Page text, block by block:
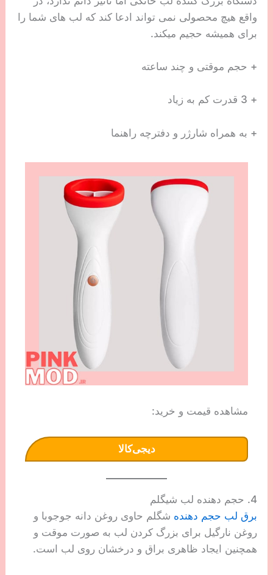
واقع هیچ محصولی نمی تواند ادعا کند که لب های شما را
برای همیشه حجیم میکند.
+ حجم موقتی و چند ساعته
+ 3 قدرت کم به زیاد
+ به همراه شارژر و دفترچه راهنما
مشاهده قیمت و خرید:
دیجی‌کالا
4. حجم دهنده لب شیگلم
برق لب حجم دهنده شگلم حاوی روغن دانه جوجوبا و
روغن نارگیل برای بزرگ کردن لب به صورت موقت و
همچنین ایجاد ظاهری براق و درخشان روی لب است.